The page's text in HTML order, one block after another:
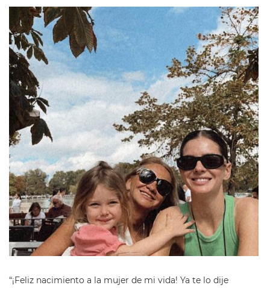
“¡Feliz nacimiento a la mujer de mi vida! Ya te lo dije